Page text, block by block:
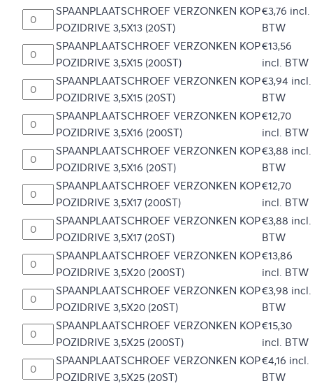
€117,46
SPAANPLAATSCHROEF VERZONKEN KOP
POZIDRIVE 3,5X13 (20ST)
€3,76 incl.
BTW
SPAANPLAATSCHROEF VERZONKEN KOP
POZIDRIVE 3,5X15 (200ST)
€13,56
incl. BTW
SPAANPLAATSCHROEF VERZONKEN KOP
POZIDRIVE 3,5X15 (20ST)
€3,94 incl.
BTW
SPAANPLAATSCHROEF VERZONKEN KOP
POZIDRIVE 3,5X16 (200ST)
€12,70
incl. BTW
SPAANPLAATSCHROEF VERZONKEN KOP
POZIDRIVE 3,5X16 (20ST)
€3,88 incl.
BTW
SPAANPLAATSCHROEF VERZONKEN KOP
POZIDRIVE 3,5X17 (200ST)
€12,70
incl. BTW
SPAANPLAATSCHROEF VERZONKEN KOP
POZIDRIVE 3,5X17 (20ST)
€3,88 incl.
BTW
SPAANPLAATSCHROEF VERZONKEN KOP
POZIDRIVE 3,5X20 (200ST)
€13,86
incl. BTW
SPAANPLAATSCHROEF VERZONKEN KOP
POZIDRIVE 3,5X20 (20ST)
€3,98 incl.
BTW
SPAANPLAATSCHROEF VERZONKEN KOP
POZIDRIVE 3,5X25 (200ST)
€15,30
incl. BTW
SPAANPLAATSCHROEF VERZONKEN KOP
POZIDRIVE 3,5X25 (20ST)
€4,16 incl.
BTW